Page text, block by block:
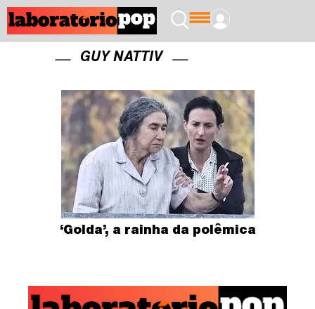
GUY NATTIV
‘Golda’, a rainha da polêmica